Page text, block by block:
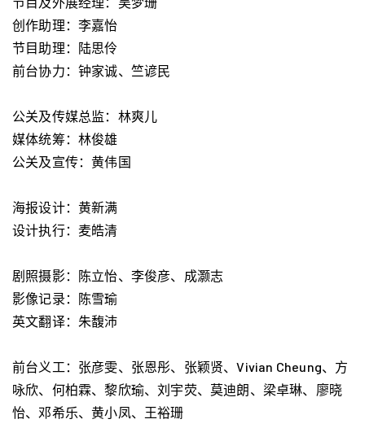
创作助理：李嘉怡
节目助理：陆思伶
前台协力：钟家诚、竺谚民
公关及传媒总监：林爽儿
媒体统筹：林俊雄
公关及宣传：黄伟国
海报设计：黄新满
设计执行：麦皓清
剧照摄影：陈立怡、李俊彦、成灏志
影像记录：陈雪瑜
英文翻译：朱馥沛
前台义工：张彦雯、张恩彤、张颖贤、Vivian Cheung、方
咏欣、何柏霖、黎欣瑜、刘宇荧、莫迪朗、梁卓琳、廖晓
怡、邓希乐、黄小凤、王裕珊